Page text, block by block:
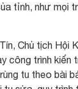
tỉnh, như mọi
Chủ tịch Hội
công trình
tu theo bài